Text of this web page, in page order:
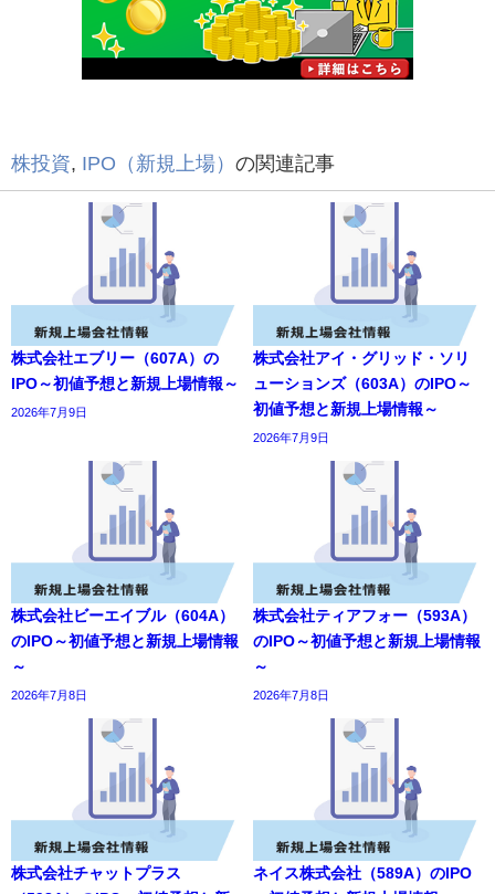
株投資, IPO（新規上場） の関連記事
株式会社エブリー（607A）の
IPO～初値予想と新規上場情報～
2026年7月9日
株式会社アイ・グリッド・ソリ
ューションズ（603A）のIPO～
初値予想と新規上場情報～
2026年7月9日
株式会社ビーエイブル（604A）
のIPO～初値予想と新規上場情報
～
2026年7月8日
株式会社ティアフォー（593A）
のIPO～初値予想と新規上場情報
～
2026年7月8日
株式会社チャットプラス
ネイス株式会社（589A）のIPO